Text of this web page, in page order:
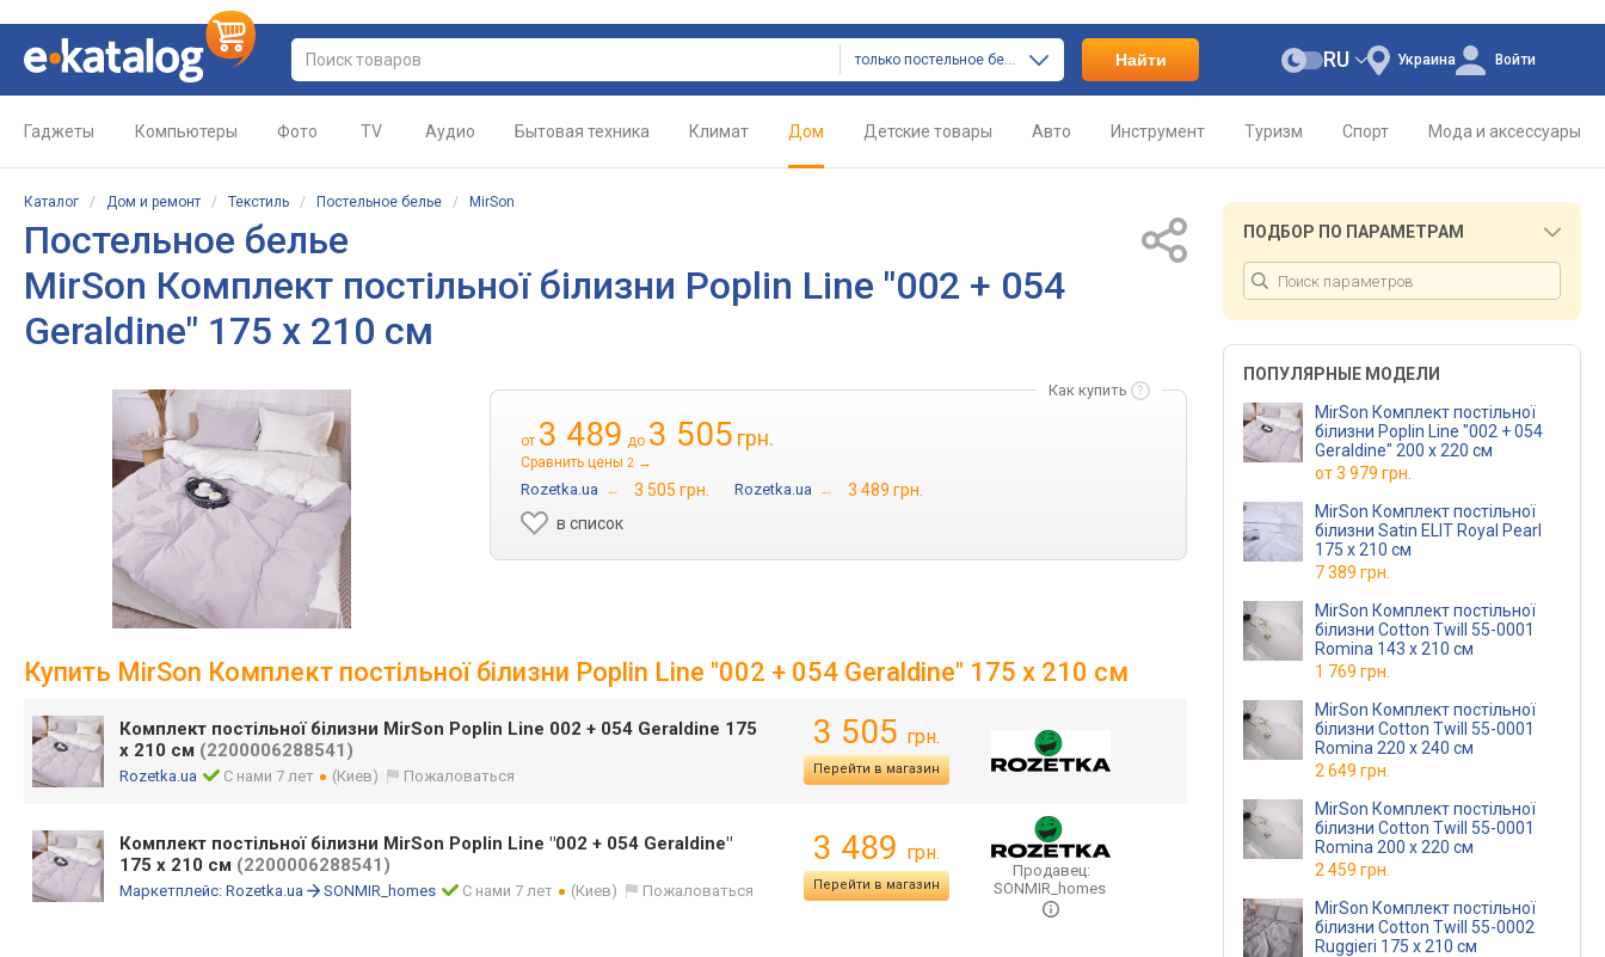
только постельное белье Найти Украина
RU Войти
Гаджеты Компьютеры Фото TV Аудио Бытовая техника Климат Дом Детские товары Авто Инструмент Туризм Спорт Мода и аксессуары
Каталог / Дом и ремонт / Текстиль / Постельное белье / MirSon
Постельное белье
MirSon Комплект постільної білизни Poplin Line "002 + 054
Geraldine" 175 x 210 см
Как купить
от 3 489 до 3 505 грн.
Сравнить цены 2 →
Rozetka.ua → 3 505 грн. Rozetka.ua →
3 489 грн.
в список
Купить MirSon Комплект постільної білизни Poplin Line "002 + 054 Geraldine" 175 x 210 см
Комплект постільної білизни MirSon Poplin Line 002 + 054 Geraldine 175
x 210 см (2200006288541)
Rozetka.ua С нами 7 лет (Киев) Пожаловаться
3 505 грн.
Перейти в магазин
Комплект постільної білизни MirSon Poplin Line "002 + 054 Geraldine"
175 x 210 см (2200006288541)
Маркетплейс: Rozetka.ua SONMIR_homes С нами 7 лет (Киев) Пожаловаться
3 489 грн.
Перейти в магазин
Продавец:
SONMIR_homes
ПОДБОР ПО ПАРАМЕТРАМ
ПОПУЛЯРНЫЕ МОДЕЛИ
MirSon Комплект постільної
білизни Poplin Line "002 + 054
Geraldine" 200 x 220 см
от3 979 грн.
MirSon Комплект постільної
білизни Satin ELIT Royal Pearl
175 x 210 см
7 389 грн.
MirSon Комплект постільної
білизни Cotton Twill 55-0001
Romina 143 x 210 см
1 769 грн.
MirSon Комплект постільної
білизни Cotton Twill 55-0001
Romina 220 x 240 см
2 649 грн.
MirSon Комплект постільної
білизни Cotton Twill 55-0001
Romina 200 x 220 см
2 459 грн.
MirSon Комплект постільної
білизни Cotton Twill 55-0002
Ruggieri 175 x 210 см